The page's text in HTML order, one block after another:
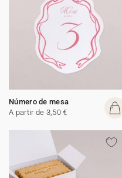
Número de mesa
A partir de 3,50 €